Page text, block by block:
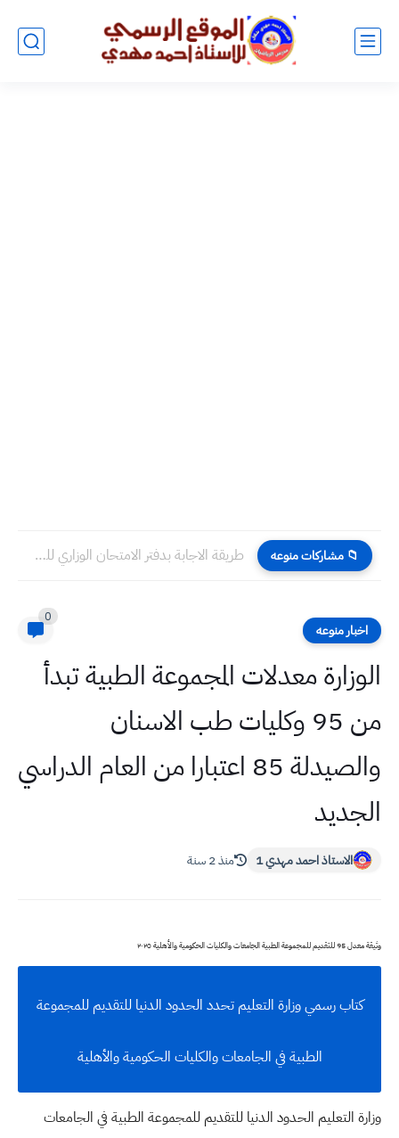
📁 مشاركات منوعه طريقة الاجابة بدفتر الامتحان الوزاري للصف الثالث المتوسط
اخبار منوعه
0
الوزارة معدلات المجموعة الطبية تبدأ
من 95 وكليات طب الاسنان
والصيدلة 85 اعتبارا من العام الدراسي
الجديد
الاستاذ احمد مهدي 1 منذ 2 سنة
وثيقة معدل 95 للتقديم للمجموعة الطبية الجامعات والكليات الحكومية والأهلية ٢٠٢٥
كتاب رسمي وزارة التعليم تحدد الحدود الدنيا للتقديم للمجموعة
الطبية في الجامعات والكليات الحكومية والأهلية
وزارة التعليم الحدود الدنيا للتقديم للمجموعة الطبية في الجامعات